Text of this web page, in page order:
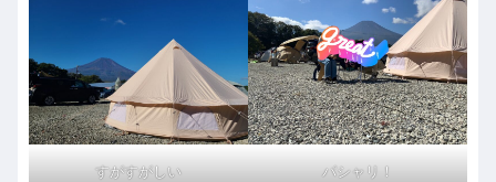
すがすがしい パシャリ！